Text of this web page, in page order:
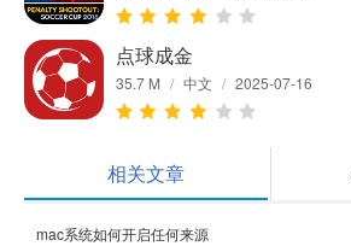
点球成金
35.7 M / 中文 / 2025-07-16
相关文章
mac系统如何开启任何来源